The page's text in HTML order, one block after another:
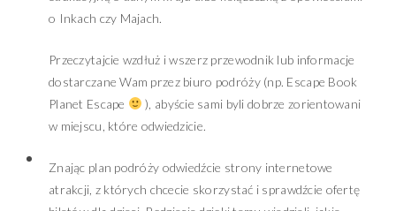
o Inkach czy Majach.
Przeczytajcie wzdłuż i wszerz przewodnik lub informacje
dostarczane Wam przez biuro podróży (np. Escape Book
Planet Escape
), abyście sami byli dobrze zorientowani
w miejscu, które odwiedzicie.
Znając plan podróży odwiedźcie strony internetowe
atrakcji, z których chcecie skorzystać i sprawdźcie ofertę